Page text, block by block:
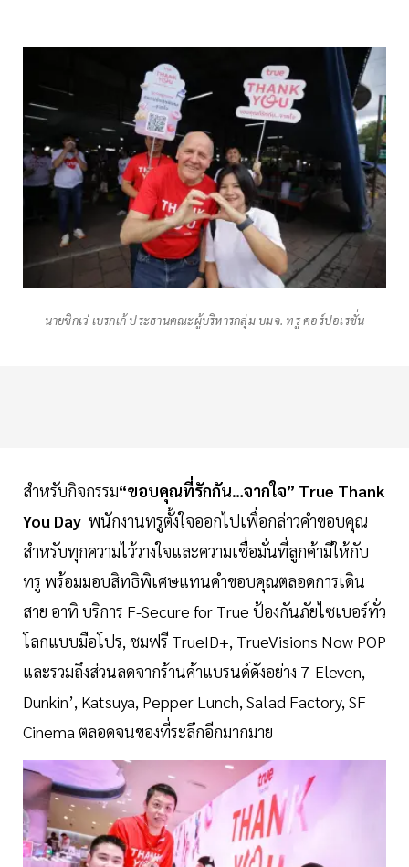
นายซิกเว่ เบรกเก้ ประธานคณะผู้บริหารกลุ่ม บมจ. ทรู คอร์ปอเรชั่น
สำหรับกิจกรรม“ขอบคุณที่รักกัน…จากใจ” True Thank
You Day พนักงานทรูตั้งใจออกไปเพื่อกล่าวคำขอบคุณ
สำหรับทุกความไว้วางใจและความเชื่อมั่นที่ลูกค้ามีให้กับ
ทรู พร้อมมอบสิทธิพิเศษแทนคำขอบคุณตลอดการเดิน
สาย อาทิ บริการ F-Secure for True ป้องกันภัยไซเบอร์ทั่ว
โลกแบบมือโปร, ชมฟรี TrueID+, TrueVisions Now POP
และรวมถึงส่วนลดจากร้านค้าแบรนด์ดังอย่าง 7-Eleven,
Dunkin’, Katsuya, Pepper Lunch, Salad Factory, SF
Cinema ตลอดจนของที่ระลึกอีกมากมาย